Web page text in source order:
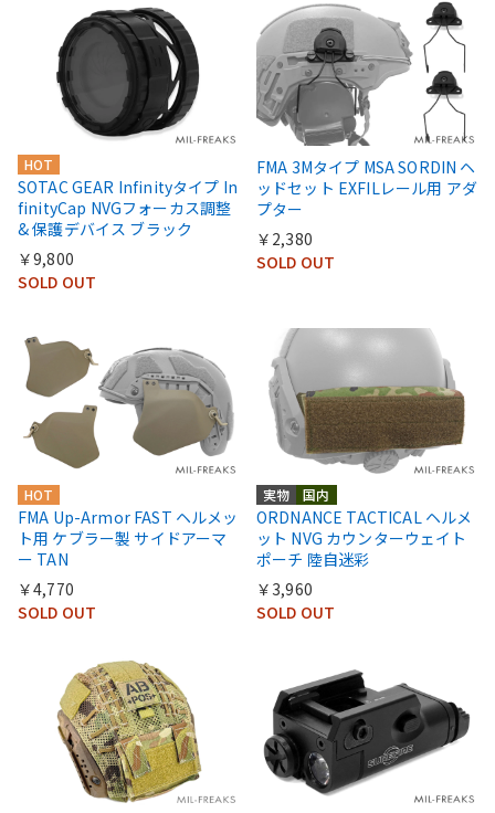
HOT
SOTAC GEAR Infinityタイプ In
finityCap NVGフォーカス調整
& 保護デバイス ブラック
￥9,800
SOLD OUT
FMA 3Mタイプ MSA SORDIN ヘ
ッドセット EXFILレール用 アダ
プター
￥2,380
SOLD OUT
HOT
FMA Up-Armor FAST ヘルメッ
ト用 ケブラー製 サイドアーマ
ー TAN
￥4,770
SOLD OUT
実物 国内
ORDNANCE TACTICAL ヘルメ
ット NVG カウンターウェイト
ポーチ 陸自迷彩
￥3,960
SOLD OUT